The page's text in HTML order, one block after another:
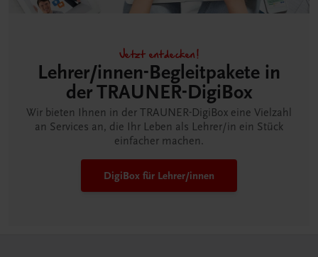
Jetzt entdecken!
Lehrer/innen-Begleitpakete in
der TRAUNER-DigiBox
Wir bieten Ihnen in der TRAUNER-DigiBox eine Vielzahl
an Services an, die Ihr Leben als Lehrer/in ein Stück
einfacher machen.
DigiBox für Lehrer/innen